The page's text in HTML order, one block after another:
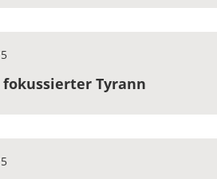
Tyrann